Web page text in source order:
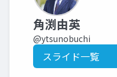
角渕由英
@ytsunobuchi
スライド一覧